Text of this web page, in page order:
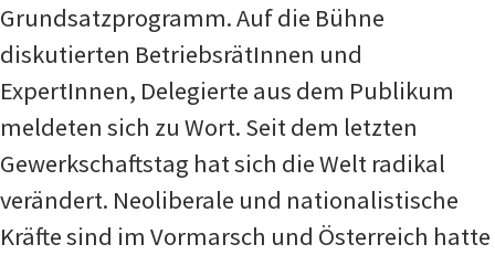
Grundsatzprogramm. Auf die Bühne
diskutierten BetriebsrätInnen und
ExpertInnen, Delegierte aus dem Publikum
meldeten sich zu Wort. Seit dem letzten
Gewerkschaftstag hat sich die Welt radikal
verändert. Neoliberale und nationalistische
Kräfte sind im Vormarsch und Österreich hatte